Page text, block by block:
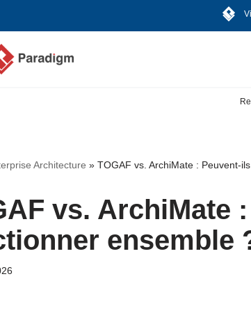
Architecture » TOGAF vs. ArchiMate : Peuvent-
vs. ArchiMate
ensemble